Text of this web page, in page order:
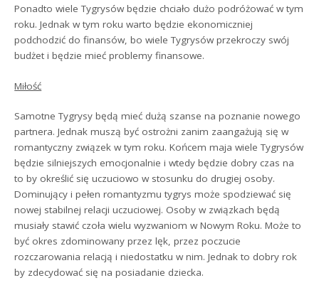
Ponadto wiele Tygrysów będzie chciało dużo podróżować w tym
roku. Jednak w tym roku warto będzie ekonomiczniej
podchodzić do finansów, bo wiele Tygrysów przekroczy swój
budżet i będzie mieć problemy finansowe.
Miłość
Samotne Tygrysy będą mieć dużą szanse na poznanie nowego
partnera. Jednak muszą być ostrożni zanim zaangażują się w
romantyczny związek w tym roku. Końcem maja wiele Tygrysów
będzie silniejszych emocjonalnie i wtedy będzie dobry czas na
to by określić się uczuciowo w stosunku do drugiej osoby.
Dominujący i pełen romantyzmu tygrys może spodziewać się
nowej stabilnej relacji uczuciowej. Osoby w związkach będą
musiały stawić czoła wielu wyzwaniom w Nowym Roku. Może to
być okres zdominowany przez lęk, przez poczucie
rozczarowania relacją i niedostatku w nim. Jednak to dobry rok
by zdecydować się na posiadanie dziecka.